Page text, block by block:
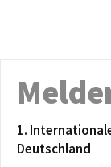
1.
Deutschland